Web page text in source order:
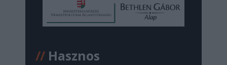
//Hasznos